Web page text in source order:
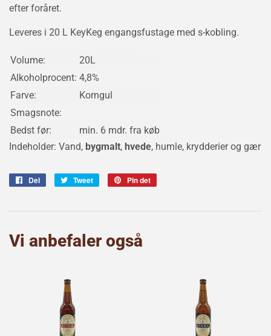
efter foråret.
Leveres i 20 L KeyKeg engangsfustage med s-kobling.
Volume:
20L
Alkoholprocent: 4,8%
Farve:
Korngul
Smagsnote:
Bedst før:
min. 6 mdr. fra køb
Indeholder: Vand, bygmalt, hvede, humle, krydderier og gær
Del Tweet
Tweet
Pin det
Vi anbefaler også